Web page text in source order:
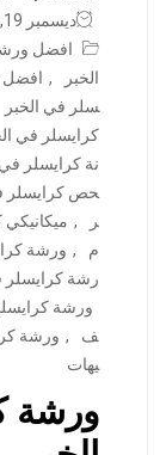
ديسمبر 19, 2020
افضل
الخبر
, افضل
سلر في الخبر
كرايسلر في
نة كرايسلر في
حص كرايسلر
ر
, ميكانيكي
م
, ورشة
رشة كرايسلر
ورشة
ف
, ورشة
يهات
ورشة